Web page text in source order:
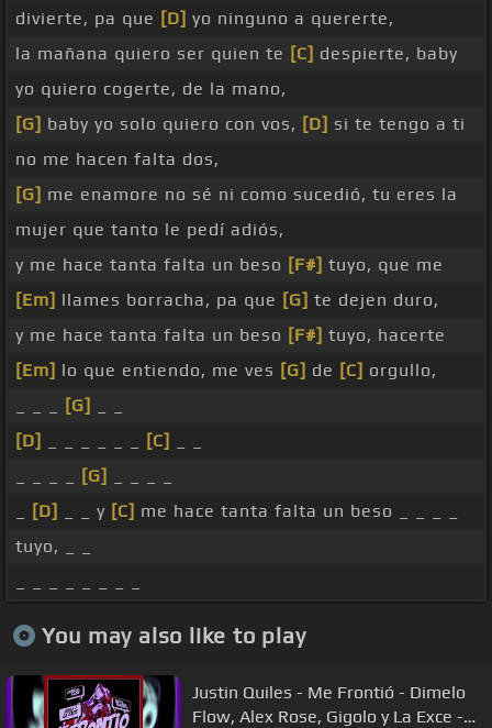
divierte, pa que [D] yo ninguno a quererte,
la mañana quiero ser quien te [C] despierte, baby
yo quiero cogerte, de la mano,
[G] baby yo solo quiero con vos, [D] si te tengo a ti
no me hacen falta dos,
[G] me enamore no sé ni como sucedió, tu eres la
mujer que tanto le pedí adiós,
y me hace tanta falta un beso [F#] tuyo, que me
[Em] llames borracha, pa que [G] te dejen duro,
y me hace tanta falta un beso [F#] tuyo, hacerte
[Em] lo que entiendo, me ves [G] de [C] orgullo,
[G]
[D]
[C]
[G]
[D] _ _ y [C] me hace tanta falta un beso _ _ _ _
tuyo, _ _
You may also like to play
Justin Quiles - Me Frontió - Dimelo
Flow, Alex Rose, Gigolo y La Exce -